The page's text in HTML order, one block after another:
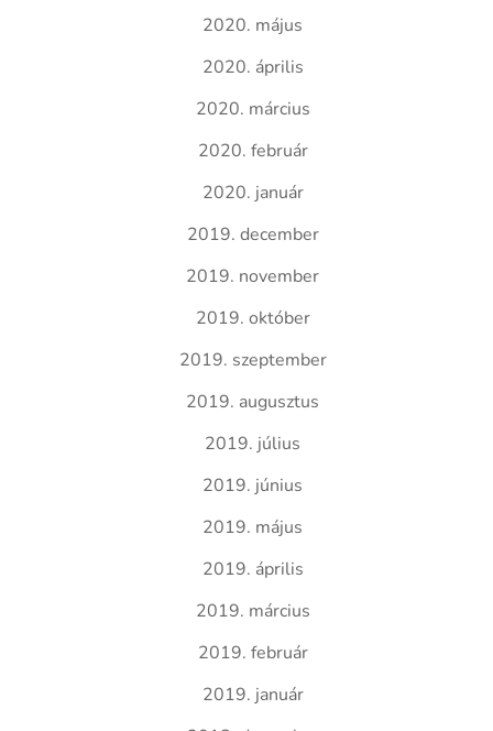
2020. május
2020. április
2020. március
2020. február
2020. január
2019. december
2019. november
2019. október
2019. szeptember
2019. augusztus
2019. július
2019. június
2019. május
2019. április
2019. március
2019. február
2019. január